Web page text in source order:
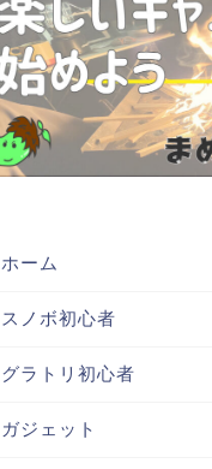
ホーム
スノボ初心者
グラトリ初心者
ガジェット